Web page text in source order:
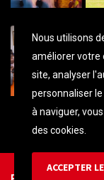
Nous utilisons
améliorer votre
site, analyser
personnaliser
à naviguer,
des cookies.
ACCEPTER